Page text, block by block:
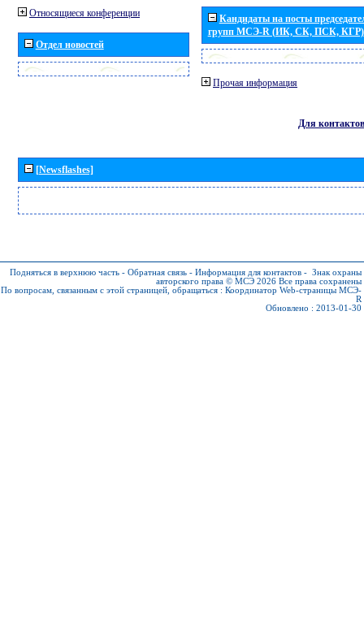
Относящиеся конференции
Отдел новостей
Кандидаты на посты
групп МСЭ-R (ИК, СК, ПСК, КГР)
Прочая информация
Для контактов
[Newsflashes]
Подняться в верхнюю часть - Обратная связь - Информация для контактов - Знак охраны
авторского права © МСЭ 2026 Все права сохранены
По вопросам, связанным с этой страницей, обращаться : Координатор Web-страницы МСЭ-
R
Обновлено : 2013-01-30